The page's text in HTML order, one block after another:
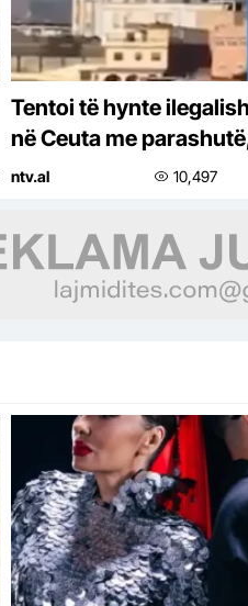
Tentoi të hynte
në Ceuta me
jetën tragjikisht
ntv.al 10,497